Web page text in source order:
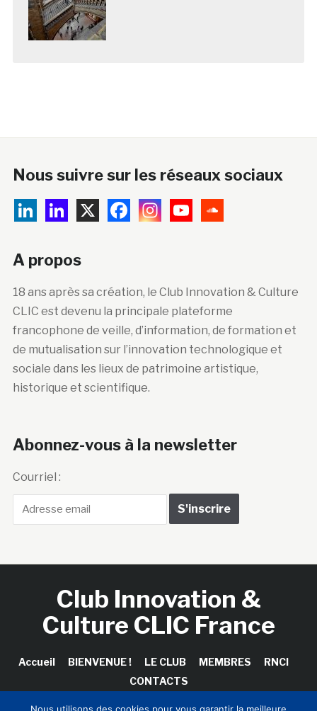
Nous suivre sur les réseaux sociaux
A propos
18 ans après sa création, le Club Innovation & Culture
CLIC est devenu la principale plateforme
francophone de veille, d’information, de formation et
de mutualisation sur l’innovation technologique et
sociale dans les lieux de patrimoine artistique,
historique et scientifique.
Abonnez-vous à la newsletter
Courriel :
Club Innovation &
Culture CLIC France
Accueil BIENVENUE ! LE CLUB MEMBRES
RNCI
CONTACTS